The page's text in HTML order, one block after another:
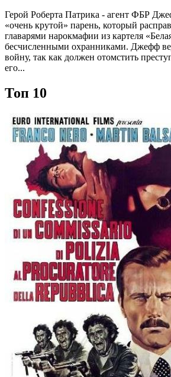
Герой Роберта Патрика - агент ФБР
«очень крутой» парень, который
главарями нарокмафии из картеля
бесчисленными охранниками. Джефф
войну, так как должен отомстить
его...
Топ 10